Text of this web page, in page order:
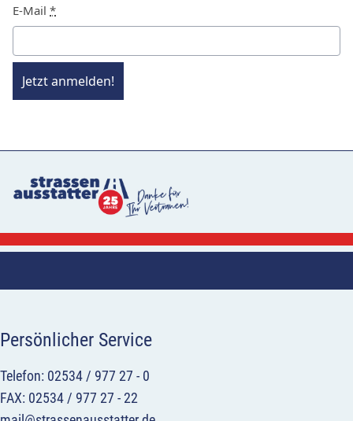
E-Mail *
Jetzt anmelden!
Persönlicher Service
Telefon: 02534 / 977 27 - 0
FAX: 02534 / 977 27 - 22